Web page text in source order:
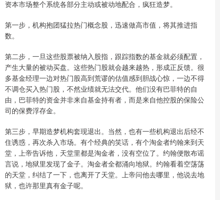
资本市场整个系统各部分主动或被动地配合，疯狂造梦。
第一步，机构抱团猛拉热门概念股，迅速做高市值，将其推进指
数。
第二步，一旦这些股票被纳入股指，跟踪指数的基金就必须配置，
产生大量的被动买盘。这些热门股就会越来越热，形成正反馈。很
多基金经理一边对热门股高到荒谬的估值感到胆战心惊，一边不得
不调仓买入热门股，不然业绩就无法交代。他们没有巴菲特的自
由，巴菲特的资金并非来自基金持有者，而是来自他控股的保险公
司的保费浮存金。
第三步，早期造梦机构套现退出。当然，也有一些机构退出后经不
住诱惑，再次杀入市场。有个经典的笑话，有个淘金者约翰来到天
堂，上帝告诉他，天堂里都是淘金者，没有空位了。约翰便散布谣
言说，地狱里发现了金子。淘金者全都涌向地狱。约翰看着空荡荡
的天堂，纠结了一下，也离开了天堂。上帝问他去哪里，他说去地
狱，也许那里真有金子呢。